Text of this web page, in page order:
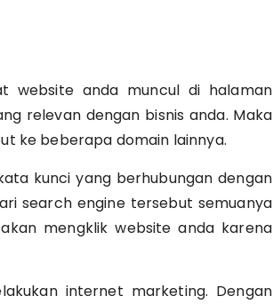
website anda muncul di halaman
relevan dengan bisnis anda. Maka
ke beberapa domain lainnya.
kunci yang berhubungan dengan
search engine tersebut semuanya
mengklik website anda karena
internet marketing. Dengan